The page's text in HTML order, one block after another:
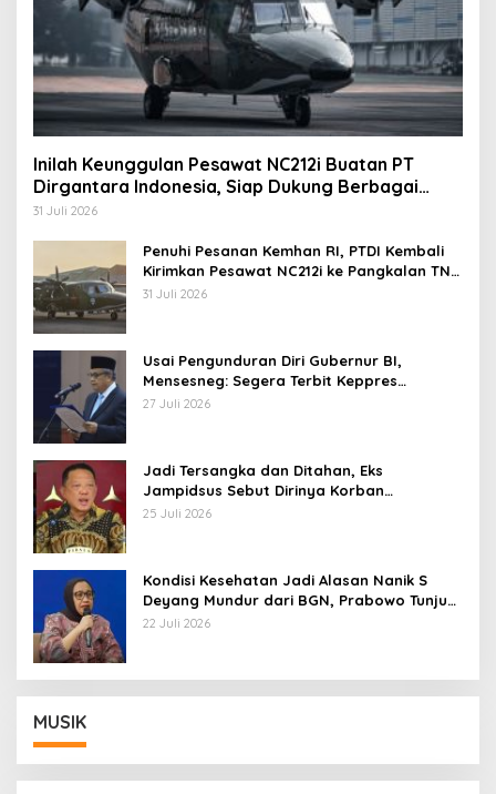
Inilah Keunggulan Pesawat NC212i Buatan PT
Dirgantara Indonesia, Siap Dukung Berbagai
Operasi TNI
31 Juli 2026
Penuhi Pesanan Kemhan RI, PTDI Kembali
Kirimkan Pesawat NC212i ke Pangkalan TNI
AU
31 Juli 2026
Usai Pengunduran Diri Gubernur BI,
Mensesneg: Segera Terbit Keppres
Pemberhentian dengan Hormat
27 Juli 2026
Jadi Tersangka dan Ditahan, Eks
Jampidsus Sebut Dirinya Korban
Kriminalisasi
25 Juli 2026
Kondisi Kesehatan Jadi Alasan Nanik S
Deyang Mundur dari BGN, Prabowo Tunjuk
Wamentan Sudaryono
22 Juli 2026
MUSIK